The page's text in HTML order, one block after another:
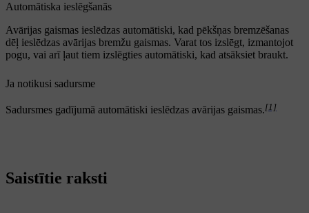
Automātiska ieslēgšanās
Avārijas gaismas ieslēdzas automātiski, kad pēkšņas bremzēšanas
dēļ ieslēdzas avārijas bremžu gaismas. Varat tos izslēgt, izmantojot
pogu, vai arī ļaut tiem izslēgties automātiski, kad atsāksiet braukt.
Ja notikusi sadursme
Sadursmes gadījumā automātiski ieslēdzas avārijas gaismas.[1]
Saistītie raksti